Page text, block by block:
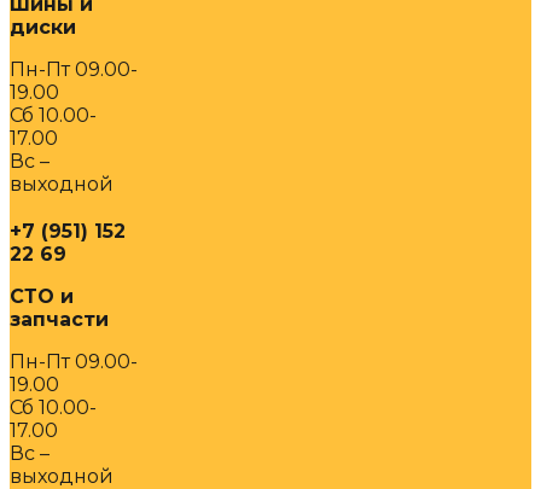
диски
Пн-Пт 09.00-
19.00
Сб 10.00-
17.00
Вс –
выходной
+7 (951) 152
22 69
СТО и
запчасти
Пн-Пт 09.00-
19.00
Сб 10.00-
17.00
Вс –
выходной